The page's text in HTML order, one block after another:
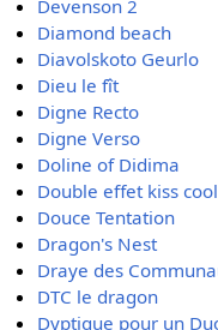
Devenson 2
Diamond beach
Diavolskoto Geurlo
Dieu le fît
Digne Recto
Digne Verso
Doline of Didima
Double effet kiss cool
Douce Tentation
Dragon's Nest
Draye des
DTC le dragon
Dyptique pour un